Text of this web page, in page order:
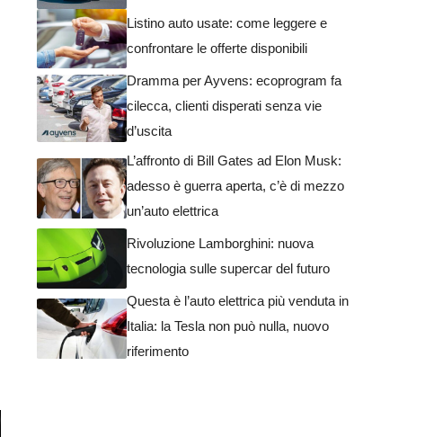
Listino auto usate: come leggere e
confrontare le offerte disponibili
Dramma per Ayvens: ecoprogram fa
cilecca, clienti disperati senza vie
d’uscita
L’affronto di Bill Gates ad Elon Musk:
adesso è guerra aperta, c’è di mezzo
un’auto elettrica
Rivoluzione Lamborghini: nuova
tecnologia sulle supercar del futuro
Questa è l’auto elettrica più venduta in
Italia: la Tesla non può nulla, nuovo
riferimento